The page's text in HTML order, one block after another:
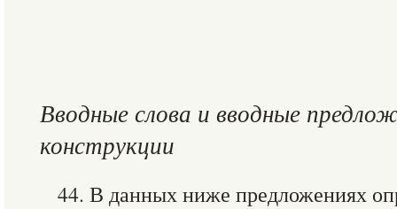
Вводные слова и вводные
конструкции
44. В данных ниже предложениях